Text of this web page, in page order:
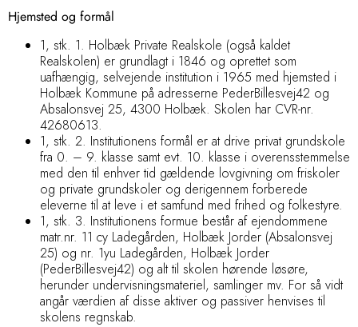
Hjemsted og formål
1, stk. 1. Holbæk Private Realskole (også kaldet
Realskolen) er grundlagt i 1846 og oprettet som
uafhængig, selvejende institution i 1965 med hjemsted i
Holbæk Kommune på adresserne PederBillesvej42 og
Absalonsvej 25, 4300 Holbæk. Skolen har CVR-nr.
42680613.
1, stk. 2. Institutionens formål er at drive privat grundskole
fra 0. – 9. klasse samt evt. 10. klasse i overensstemmelse
med den til enhver tid gældende lovgivning om friskoler
og private grundskoler og derigennem forberede
eleverne til at leve i et samfund med frihed og folkestyre.
1, stk. 3. Institutionens formue består af ejendommene
matr.nr. 11 cy Ladegården, Holbæk Jorder (Absalonsvej
25) og nr. 1yu Ladegården, Holbæk Jorder
(PederBillesvej42) og alt til skolen hørende løsøre,
herunder undervisningsmateriel, samlinger mv. For så vidt
angår værdien af disse aktiver og passiver henvises til
skolens regnskab.